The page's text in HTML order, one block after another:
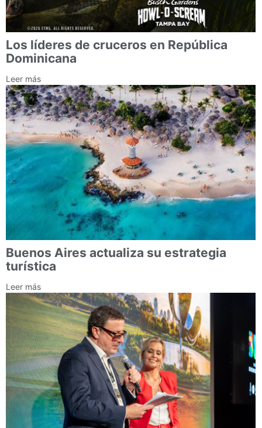
Los líderes de cruceros en República
Dominicana
Leer más
Buenos Aires actualiza su estrategia
turística
Leer más